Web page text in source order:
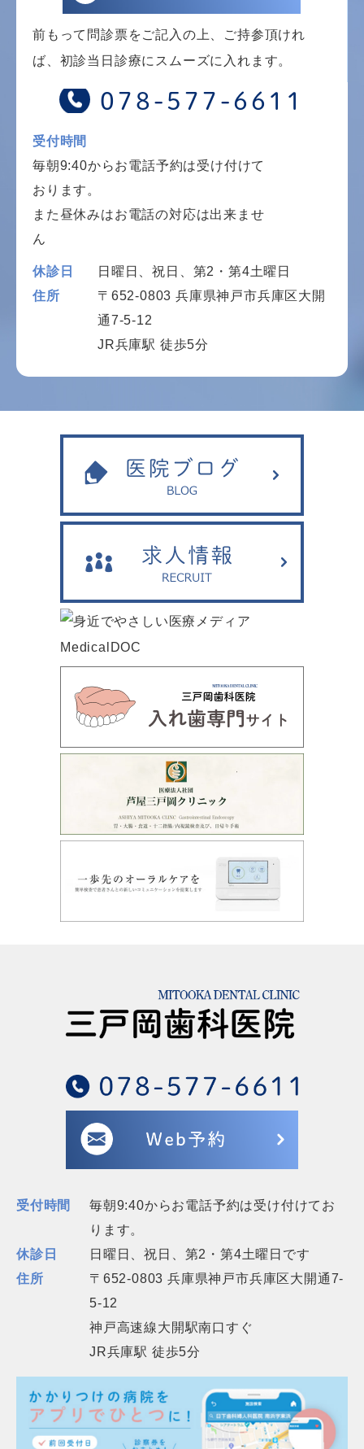
前もって問診票をご記入の上、ご持参頂けれ
ば、初診当日診療にスムーズに入れます。
078-577-6611
受付時間
毎朝9:40からお電話予約は受け付けて
おります。
また昼休みはお電話の対応は出来ませ
ん
休診日
日曜日、祝日、第2・第4土曜日
住所
〒652-0803 兵庫県神戸市兵庫区大開
通7-5-12
JR兵庫駅 徒歩5分
受付時間
毎朝9:40からお電話予約は受け付けてお
ります。
休診日
日曜日、祝日、第2・第4土曜日です
住所
〒652-0803 兵庫県神戸市兵庫区大開通7-
5-12
神戸高速線大開駅南口すぐ
JR兵庫駅 徒歩5分